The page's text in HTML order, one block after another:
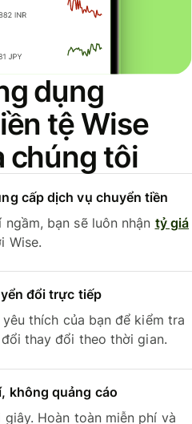
dụng
tệ Wise
chúng tôi
cấp dịch vụ chuyển tiền
bạn sẽ luôn nhận tỷ giá
Wise.
đổi trực tiếp
thích của bạn để kiểm tra
thay đổi theo thời gian.
không quảng cáo
Hoàn toàn miễn phí và